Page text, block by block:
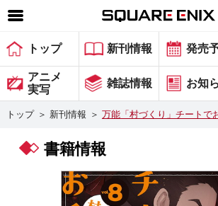
SQUARE ENIX 公式サイトメニュー
ゲーム
マガジン＆ブックス
グッズ
トップ 新刊情報 発売
アニメ
実写
雑誌情報 お知
トップ ＞ 新刊情報 ＞ 万能「村づくり」チートで
書籍情報